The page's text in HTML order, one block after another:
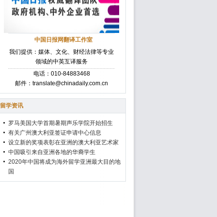
中国日报网翻译工作室
我们提供：媒体、文化、财经法律等专业
领域的中英互译服务
电话：010-84883468
邮件：translate@chinadaily.com.cn
留学资讯
罗马美国大学首期暑期声乐学院开始招生
有关广州澳大利亚签证申请中心信息
设立新的奖项表彰在亚洲的澳大利亚艺术家
中国吸引来自亚洲各地的华裔学生
2020年中国将成为海外留学亚洲最大目的地
国